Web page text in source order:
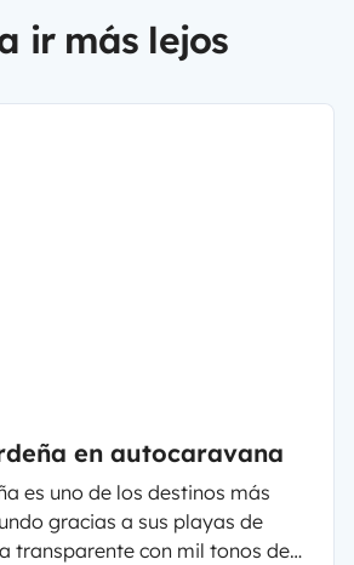
ir más lejos
en autocaravana
es uno de los destinos más
gracias a sus playas de
transparente con mil tonos de